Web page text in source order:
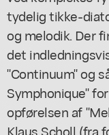
tydelig tikke-
og melodik. Der
det
"Continuum" og
Symphonique"
opførelsen af
Klaus Scholl (fra